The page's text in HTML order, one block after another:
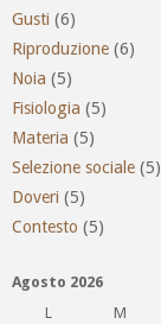
Gusti (6)
Riproduzione (6)
Noia (5)
Fisiologia (5)
Materia (5)
Selezione sociale (5)
Doveri (5)
Contesto (5)
Agosto 2026
L
M